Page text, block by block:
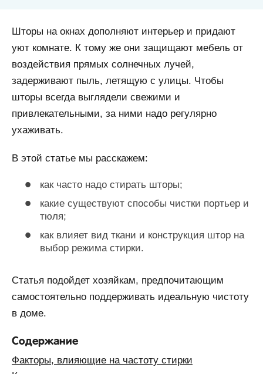
Шторы на окнах дополняют интерьер и придают
уют комнате. К тому же они защищают мебель от
воздействия прямых солнечных лучей,
задерживают пыль, летящую с улицы. Чтобы
шторы всегда выглядели свежими и
привлекательными, за ними надо регулярно
ухаживать.
В этой статье мы расскажем:
как часто надо стирать шторы;
какие существуют способы чистки портьер и
тюля;
как влияет вид ткани и конструкция штор на
выбор режима стирки.
Статья подойдет хозяйкам, предпочитающим
самостоятельно поддерживать идеальную чистоту
в доме.
Содержание
Факторы, влияющие на частоту стирки